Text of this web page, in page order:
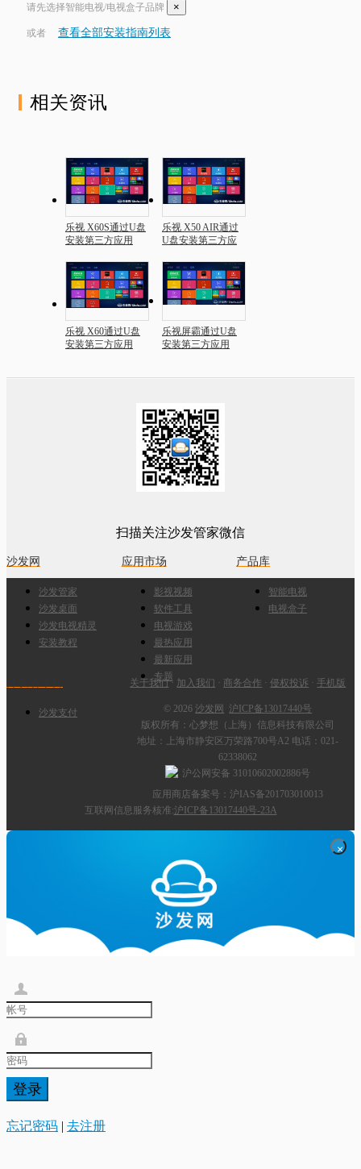
请先选择智能电视/电视盒子品牌 ×
或者 查看全部安装指南列表
相关资讯
乐视 X60S通过U盘
安装第三方应用
乐视 X50 AIR通过
U盘安装第三方应
乐视 X60通过U盘
安装第三方应用
乐视屏霸通过U盘
安装第三方应用
扫描关注沙发管家微信
沙发网
沙发管家
沙发桌面
沙发电视精灵
安装教程
应用市场
影视视频
软件工具
电视游戏
最热应用
最新应用
专题
产品库
智能电视
电视盒子
沙发支付
关于我们 · 加入我们 · 商务合作 · 侵权投诉 · 手机版
© 2026沙发网
沪ICP备13017440号
版权所有：心梦想（上海）信息科技有限公司
地址：上海市静安区万荣路700号A2 电话：021-
62338062
沪公网安备 31010602002886号
应用商店备案号：沪IAS备201703010013
互联网信息服务核准:沪ICP备13017440号-23A
登录
忘记密码 | 去注册
×